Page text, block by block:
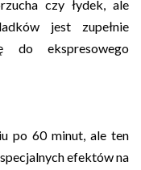
czy łydek, ale
jest zupełnie
do ekspresowego
po 60 minut, ale ten
efektów na